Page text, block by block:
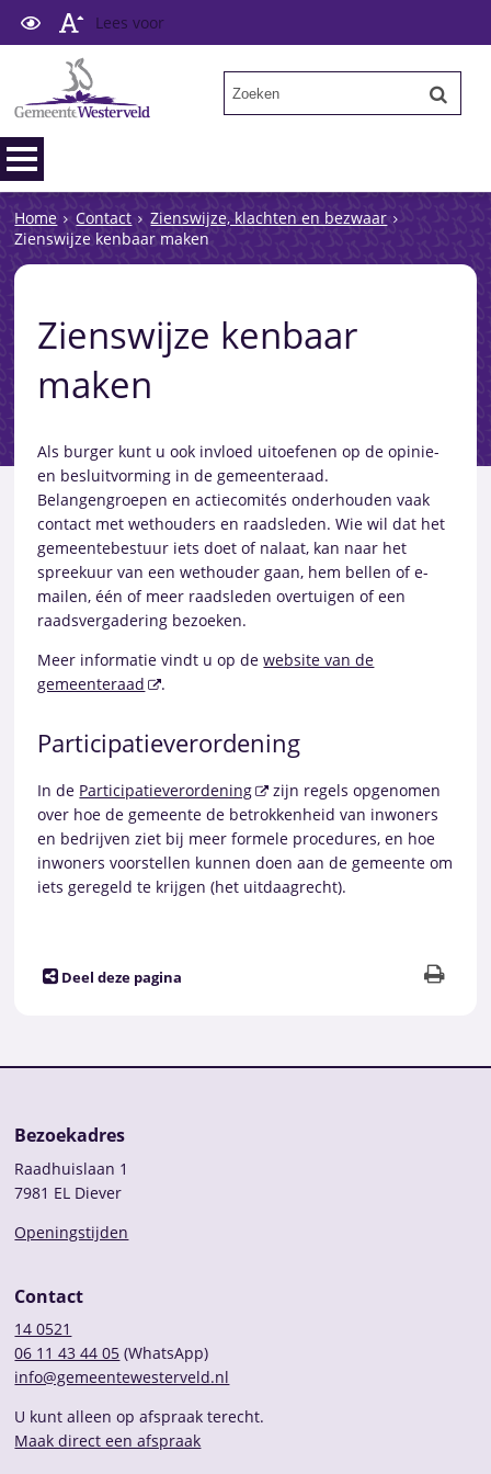
Lees voor
Home Contact
Zienswijze, klachten en bezwaar
Zienswijze kenbaar maken
Zienswijze kenbaar
maken
Als burger kunt u ook invloed uitoefenen op de opinie-
en besluitvorming in de gemeenteraad.
Belangengroepen en actiecomités onderhouden vaak
contact met wethouders en raadsleden. Wie wil dat het
gemeentebestuur iets doet of nalaat, kan naar het
spreekuur van een wethouder gaan, hem bellen of e-
mailen, één of meer raadsleden overtuigen of een
raadsvergadering bezoeken.
Meer informatie vindt u op dewebsite van de
gemeenteraad
.
Participatieverordening
In de Participatieverordening
zijn regels opgenomen
over hoe de gemeente de betrokkenheid van inwoners
en bedrijven ziet bij meer formele procedures, en hoe
inwoners voorstellen kunnen doen aan de gemeente om
iets geregeld te krijgen (het uitdaagrecht).
Deel deze pagina
Bezoekadres
Raadhuislaan 1
7981 EL Diever
Openingstijden
Contact
14 0521
06 11 43 44 05 (WhatsApp)
info@gemeentewesterveld.nl
U kunt alleen op afspraak terecht.
Maak direct een afspraak